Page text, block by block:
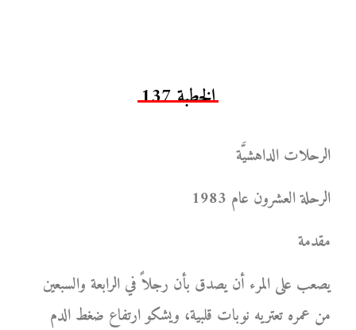
الخطبة 137
الرحلات الداهشيَّة
الرحلة العشرون عام 1983
مقدمة
يصعب على المرء أن يصدق بأن رجلاً في الرابعة والسبعين
من عمره تعتريه نوبات قلبية، ويشكو ارتفاع ضغط الدم